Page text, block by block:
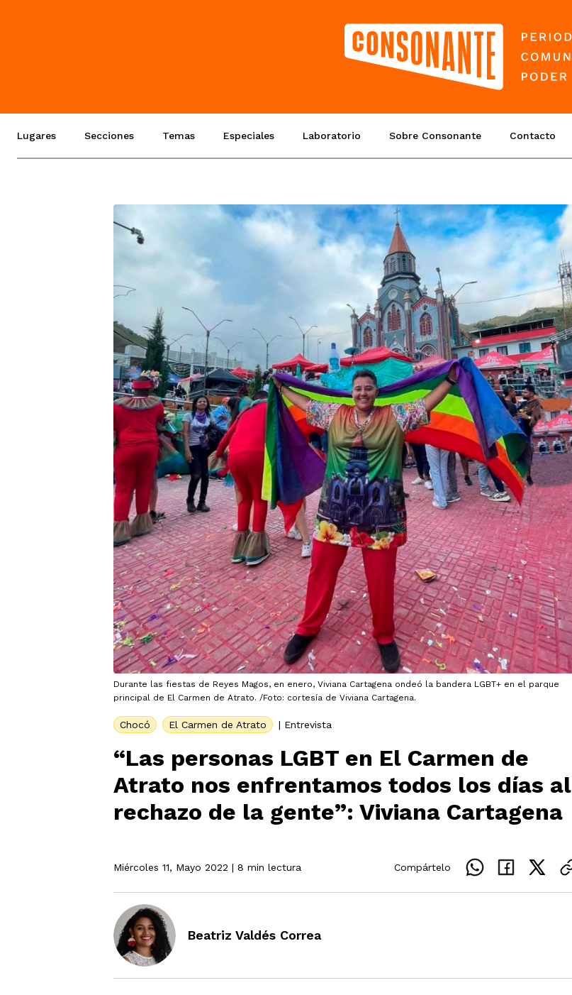
Lugares Secciones Temas Especiales Laboratorio Sobre Consonante Contacto
Durante las fiestas de Reyes Magos, en enero, Viviana Cartagena ondeó la bandera LGBT+ en el parque
principal de El Carmen de Atrato. /Foto: cortesía de Viviana Cartagena.
Chocó El Carmen de Atrato | Entrevista
“Las personas LGBT en El Carmen de
Atrato nos enfrentamos todos los días al
rechazo de la gente”: Viviana Cartagena
Miércoles 11, Mayo 2022 | 8 min lectura Compártelo
Beatriz Valdés Correa